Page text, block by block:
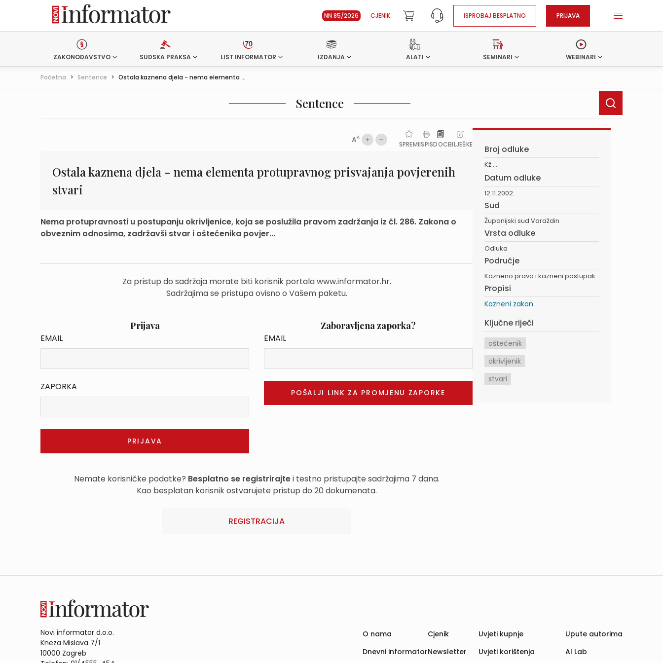
NN 85/2026 CJENIK ISPROBAJ BESPLATNO PRIJAVA
ZAKONODAVSTVO SUDSKA PRAKSA LIST INFORMATOR IZDANJA ALATI SEMINARI WEBINARI
Početna > Sentence > Ostala kaznena djela - nema elementa ...
Sentence
AA
SPREMIISPISDOCBILJEŠKE
Ostala kaznena djela - nema elementa protupravnog prisvajanja povjerenih
stvari
Nema protupravnosti u postupanju okrivljenice, koja se poslužila pravom zadržanja iz čl. 286. Zakona o
obveznim odnosima, zadržavši stvar i oštećenika povjer...
Za pristup do sadržaja morate biti korisnik portala www.informator.hr.
Sadržajima se pristupa ovisno o Vašem paketu.
Prijava
EMAIL
ZAPORKA
Zaboravljena zaporka?
EMAIL
Nemate korisničke podatke? Besplatno se registrirajtei testno pristupajte sadržajima 7 dana.
Kao besplatan korisnik ostvarujete pristup do 20 dokumenata.
REGISTRACIJA
Broj odluke
Kž ...
Datum odluke
12.11.2002.
Sud
Županijski sud Varaždin
Vrsta odluke
Odluka
Područje
Kazneno pravo i kazneni postupak
Propisi
Kazneni zakon
Ključne riječi
oštećenik
okrivljenik
stvari
Novi informator d.o.o.
Kneza Mislava 7/1
10000 Zagreb
O nama
Dnevni informator
Cjenik
Newsletter
Uvjeti kupnje
Uvjeti korištenja
Upute autorima
AI Lab